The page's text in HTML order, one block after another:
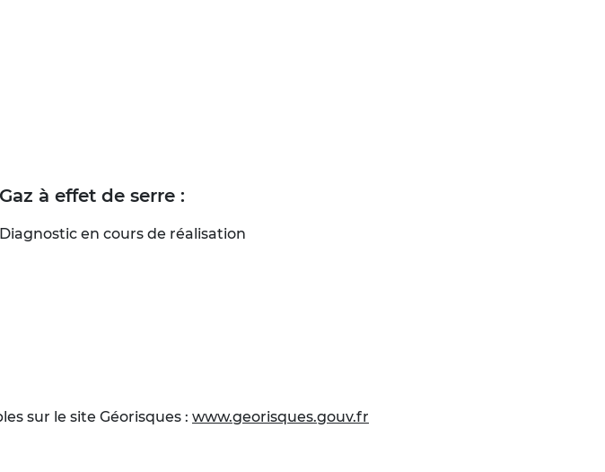
Gaz à effet de serre :
Diagnostic en cours de réalisation
sur le site Géorisques : www.georisques.gouv.fr